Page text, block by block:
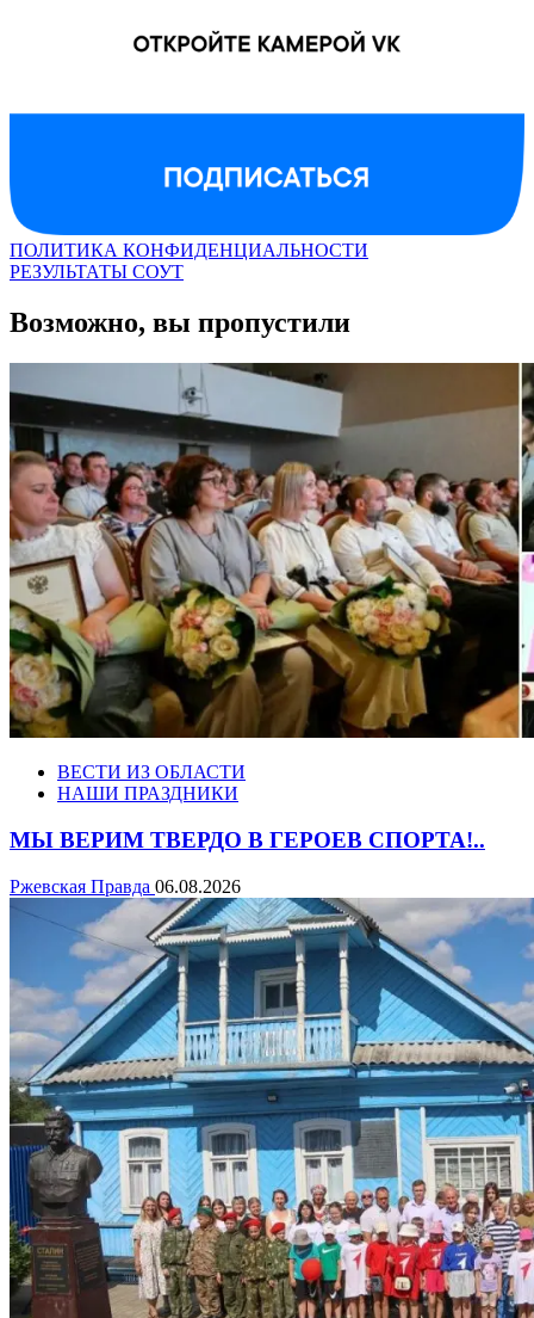
ПОЛИТИКА КОНФИДЕНЦИАЛЬНОСТИ
РЕЗУЛЬТАТЫ СОУТ
Возможно, вы пропустили
ВЕСТИ ИЗ ОБЛАСТИ
НАШИ ПРАЗДНИКИ
МЫ ВЕРИМ ТВЕРДО В ГЕРОЕВ СПОРТА!..
Ржевская Правда 06.08.2026